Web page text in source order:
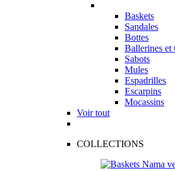
Baskets
Sandales
Bottes
Ballerines et
Sabots
Mules
Espadrilles
Escarpins
Mocassins
Voir tout
COLLECTIONS